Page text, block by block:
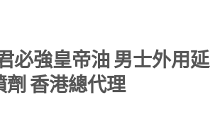
必強皇帝油 男士外用延
香港總代理